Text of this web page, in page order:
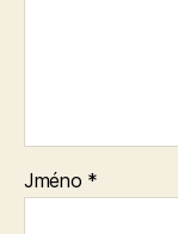
Jméno *